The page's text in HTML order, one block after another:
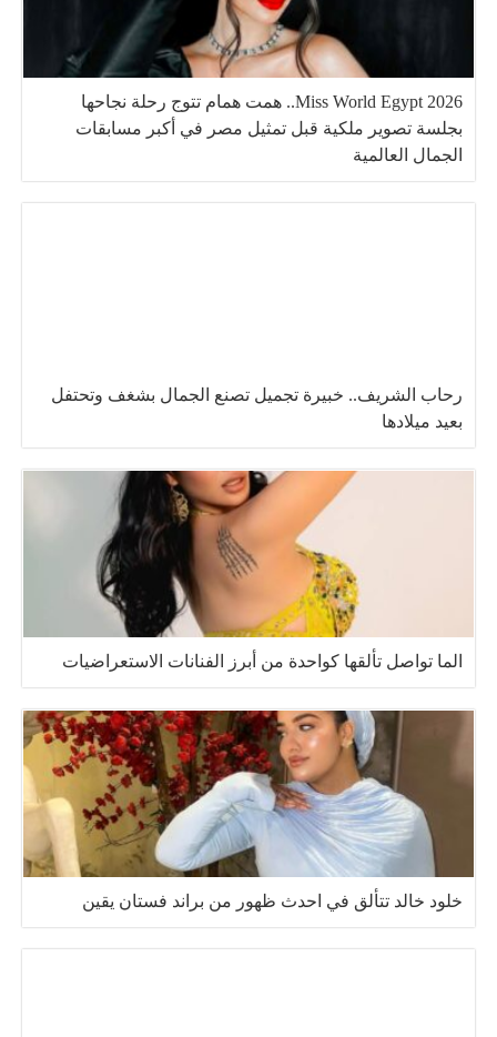
Miss World Egypt 2026.. همت همام تتوج رحلة نجاحها
بجلسة تصوير ملكية قبل تمثيل مصر في أكبر مسابقات
الجمال العالمية
رحاب الشريف.. خبيرة تجميل تصنع الجمال بشغف وتحتفل
بعيد ميلادها
الما تواصل تألقها كواحدة من أبرز الفنانات الاستعراضيات
خلود خالد تتألق في احدث ظهور من براند فستان يقين